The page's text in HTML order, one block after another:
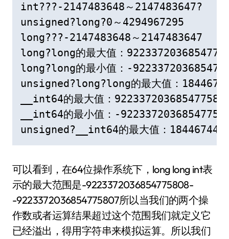
int???-2147483648～2147483647?
unsigned?long?0～4294967295
long???-2147483648～2147483647
long?long的最大值：
long?long的最小值：-
unsigned?long?long的最大值：
__int64的最大值：
__int64的最小值：-
unsigned?__int64的最大值：
可以看到，在64位操作系统下，long long int表
示的最大范围是-9223372036854775808-
-9223372036854775807所以当我们的两个操
作数或者运算结果超过这个范围我们就定义它
已经溢出，得用字符串来模拟运算。所以我们